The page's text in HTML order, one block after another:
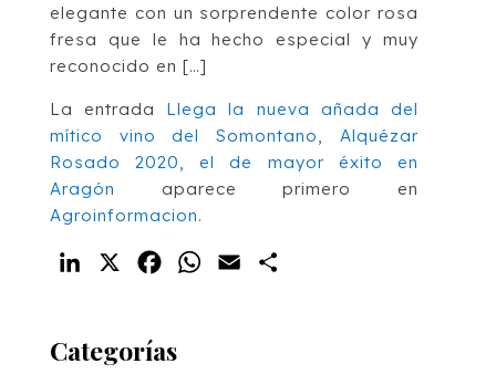
elegante con un sorprendente color rosa
fresa que le ha hecho especial y muy
reconocido en […]
La entrada Llega la nueva añada del
mítico vino del Somontano, Alquézar
Rosado 2020, el de mayor éxito en
Aragón aparece primero en
Agroinformacion.
LinkedIn FacebookWhatsApp
Email
Categorías